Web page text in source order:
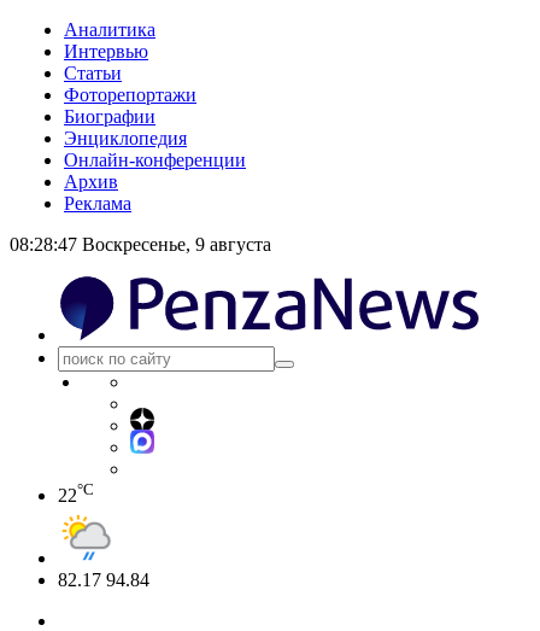
Аналитика
Интервью
Статьи
Фоторепортажи
Биографии
Энциклопедия
Онлайн-конференции
Архив
Реклама
08:28:47 Воскресенье, 9 августа
22°C
82.17 94.84